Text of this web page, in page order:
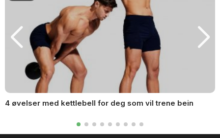
4 øvelser med kettlebell for deg som vil trene bein